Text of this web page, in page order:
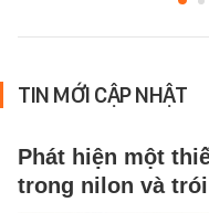
TIN MỚI CẬP NHẬT
Phát hiện một
trong nilon và